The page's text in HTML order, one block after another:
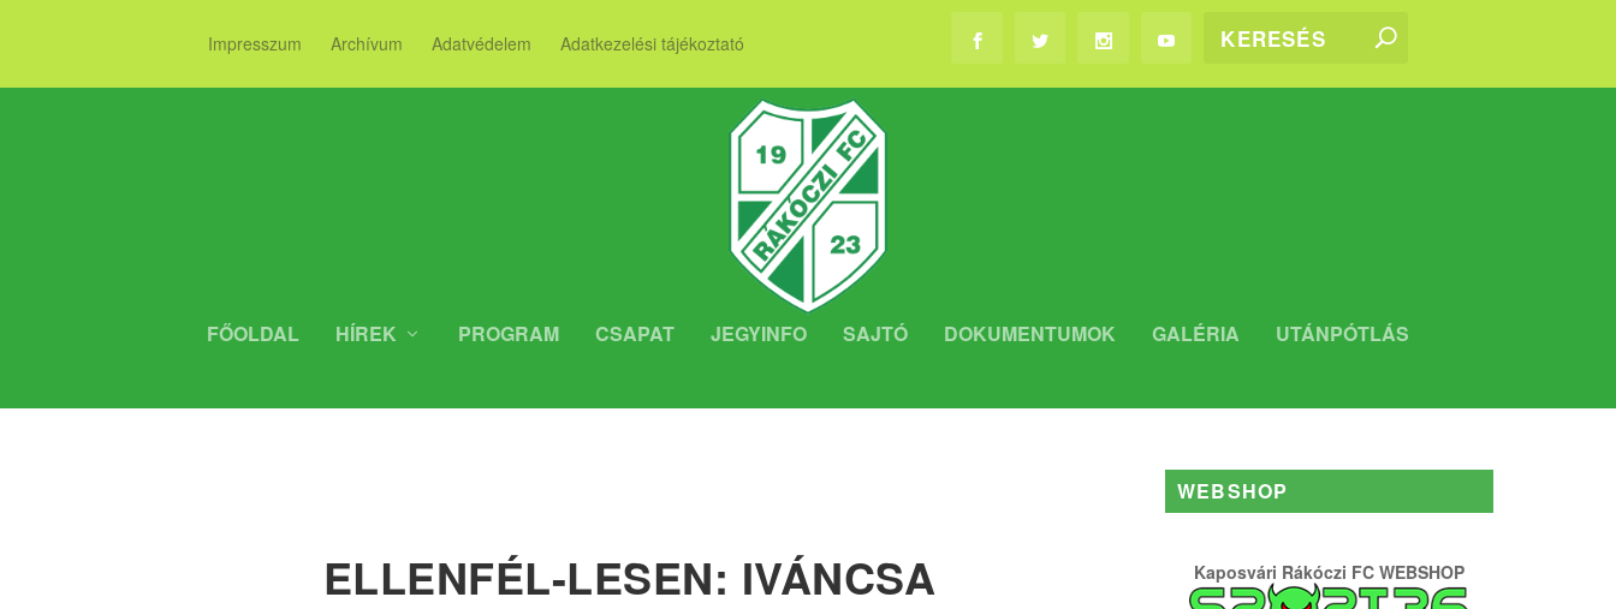
Impresszum Archívum Adatvédelem Adatkezelési tájékoztató
FŐOLDAL HÍREK PROGRAM CSAPAT JEGYINFO SAJTÓ DOKUMENTUMOK GALÉRIA UTÁNPÓTLÁS
ELLENFÉL-LESEN: IVÁNCSA
WEBSHOP
Kaposvári Rákóczi FC WEBSHOP